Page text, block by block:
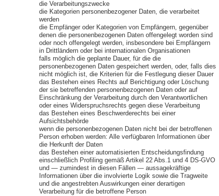
die Verarbeitungszwecke
die Kategorien personenbezogener Daten, die verarbeitet
werden
die Empfänger oder Kategorien von Empfängern, gegenüber
denen die personenbezogenen Daten offengelegt worden sind
oder noch offengelegt werden, insbesondere bei Empfängern
in Drittländern oder bei internationalen Organisationen
falls möglich die geplante Dauer, für die die
personenbezogenen Daten gespeichert werden, oder, falls dies
nicht möglich ist, die Kriterien für die Festlegung dieser Dauer
das Bestehen eines Rechts auf Berichtigung oder Löschung
der sie betreffenden personenbezogenen Daten oder auf
Einschränkung der Verarbeitung durch den Verantwortlichen
oder eines Widerspruchsrechts gegen diese Verarbeitung
das Bestehen eines Beschwerderechts bei einer
Aufsichtsbehörde
wenn die personenbezogenen Daten nicht bei der betroffenen
Person erhoben werden: Alle verfügbaren Informationen über
die Herkunft der Daten
das Bestehen einer automatisierten Entscheidungsfindung
einschließlich Profiling gemäß Artikel 22 Abs.1 und 4 DS-GVO
und — zumindest in diesen Fällen — aussagekräftige
Informationen über die involvierte Logik sowie die Tragweite
und die angestrebten Auswirkungen einer derartigen
Verarbeitung für die betroffene Person